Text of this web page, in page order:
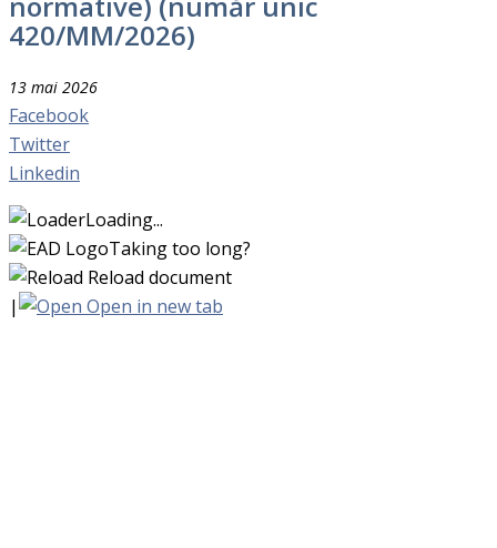
420/MM/2026)
13 mai 2026
Facebook
Twitter
Linkedin
Loading...
Taking too long?
Reload document
|
Open in new tab